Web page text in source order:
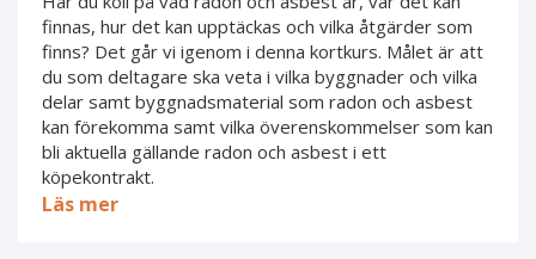
finnas, hur det kan upptäckas och vilka åtgärder som
finns? Det går vi igenom i denna kortkurs. Målet är att
du som deltagare ska veta i vilka byggnader och vilka
delar samt byggnadsmaterial som radon och asbest
kan förekomma samt vilka överenskommelser som kan
bli aktuella gällande radon och asbest i ett
köpekontrakt.
Läs mer